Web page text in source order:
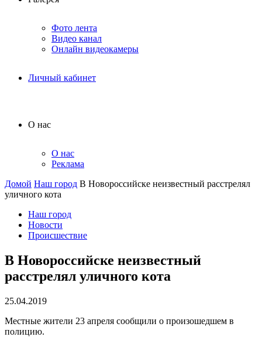
Фото лента
Видео канал
Онлайн видеокамеры
Личный кабинет
О нас
О нас
Реклама
Домой Наш город В Новороссийске неизвестный расстрелял
уличного кота
Наш город
Новости
Происшествие
В Новороссийске неизвестный
расстрелял уличного кота
25.04.2019
Местные жители 23 апреля сообщили о произошедшем в
полицию.